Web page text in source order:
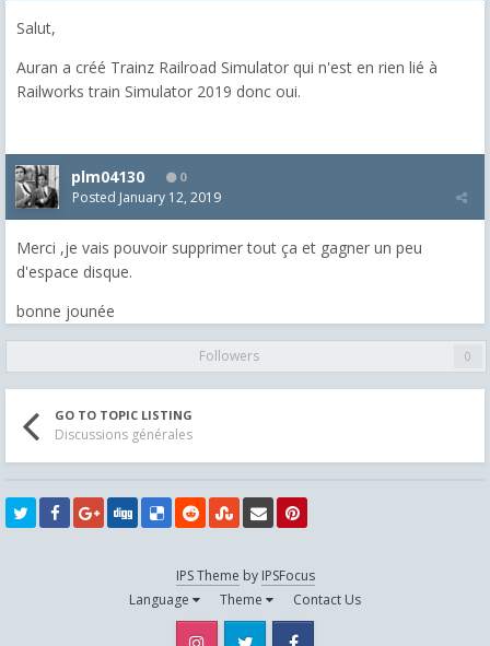
Salut,
Auran a créé Trainz Railroad Simulator qui n'est en rien lié à
Railworks train Simulator 2019 donc oui.
plm04130 0
Posted January 12, 2019
Merci ,je vais pouvoir supprimer tout ça et gagner un peu
d'espace disque.
bonne jounée
Followers 0
GO TO TOPIC LISTING
Discussions générales
IPS Theme by IPSFocus
Language
Theme Contact Us
Instagram Twitter